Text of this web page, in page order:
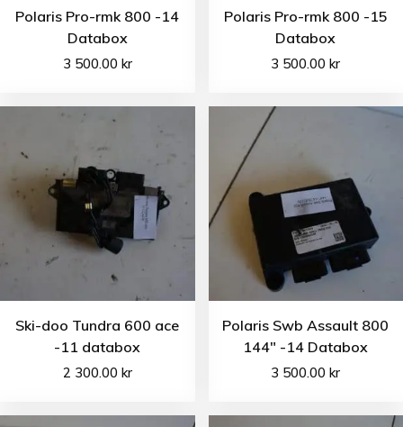
Polaris Pro-rmk 800 -14
Databox
3 500.00 kr
Polaris Pro-rmk 800 -15
Databox
3 500.00kr
Ski-doo Tundra 600 ace
-11 databox
2 300.00 kr
Polaris Swb Assault 800
144″ -14 Databox
3 500.00kr